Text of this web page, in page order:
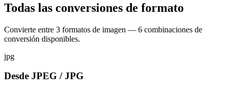
Todas las conversiones de formato
Convierte entre 3 formatos de imagen — 6 combinaciones de
conversión disponibles.
jpg
Desde JPEG / JPG